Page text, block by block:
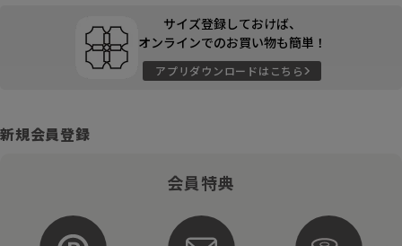
サイズ登録しておけば、
オンラインでのお買い物も簡単！
アプリダウンロードはこちら
新規会員登録
会員特典